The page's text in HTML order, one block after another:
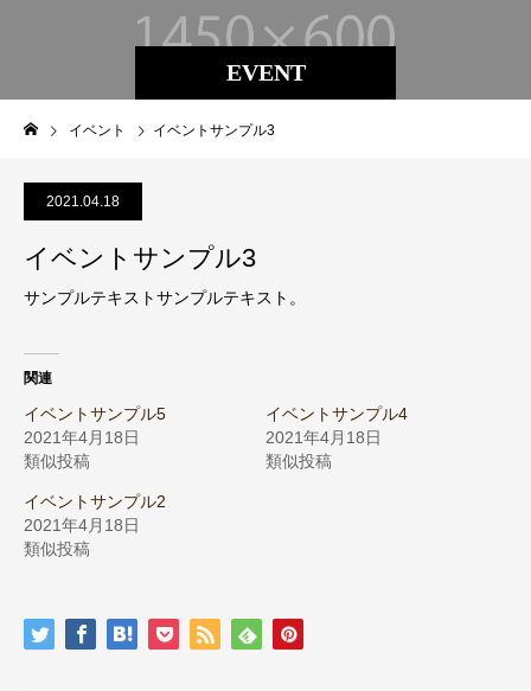
EVENT
イベント イベントサンプル3
2021.04.18
イベントサンプル3
サンプルテキストサンプルテキスト。
関連
イベントサンプル5
2021年4月18日
類似投稿
イベントサンプル4
2021年4月18日
類似投稿
イベントサンプル2
2021年4月18日
類似投稿